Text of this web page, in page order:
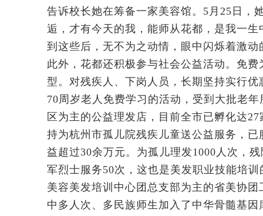
告诉校长她在筹备一家美容馆。5月25日，
逅，才有今天的我，能师从花都，是我一
到这些后，无不为之动情，眼中闪烁着激动
此外，花都还积极参与社会公益活动。免
型。对残疾人、下岗人员，长期坚持实行
70周岁老人免费学习的活动，受到大批老
区为主的公益理发店，目前全市已孵化达
持为杭州市孤儿院残疾儿童送公益服务，
益超过30余万元。为孤儿理发1000人次，
军烈士服务50次，这也是美发职业技能培
美容美发培训中心团总支部为主的省美协
中多人次、多民族师生加入了中华骨髓基